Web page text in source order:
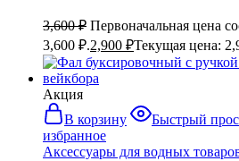
3,600₽ Первоначальная цена
3,600 ₽.2,900 ₽Текущая цена:
Акция
В корзину
Быстрый
избранное
Аксессуары для водных